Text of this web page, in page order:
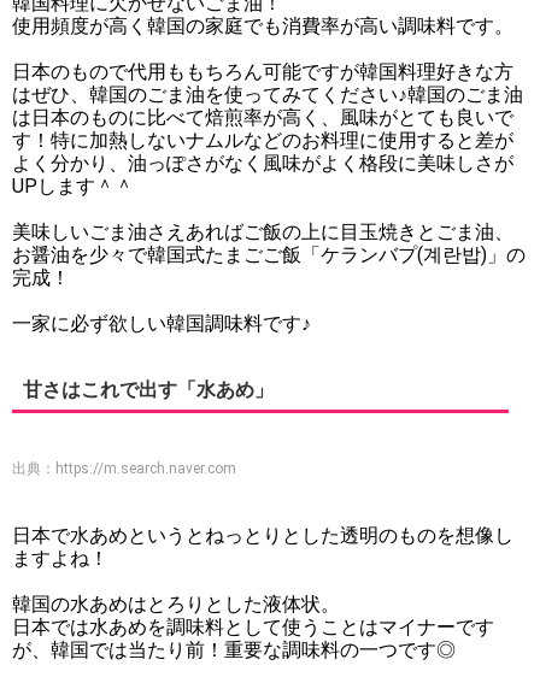
使用頻度が高く韓国の家庭でも消費率が高い調味料です。
日本のもので代用ももちろん可能ですが韓国料理好きな方
はぜひ、韓国のごま油を使ってみてください♪韓国のごま油
は日本のものに比べて焙煎率が高く、風味がとても良いで
す！特に加熱しないナムルなどのお料理に使用すると差が
よく分かり、油っぽさがなく風味がよく格段に美味しさが
UPします＾＾
美味しいごま油さえあればご飯の上に目玉焼きとごま油、
お醤油を少々で韓国式たまごご飯「ケランバプ(계란밥)」の
完成！
一家に必ず欲しい韓国調味料です♪
甘さはこれで出す「水あめ」
出典： https://m.search.naver.com
日本で水あめというとねっとりとした透明のものを想像し
ますよね！
韓国の水あめはとろりとした液体状。
日本では水あめを調味料として使うことはマイナーです
が、韓国では当たり前！重要な調味料の一つです◎